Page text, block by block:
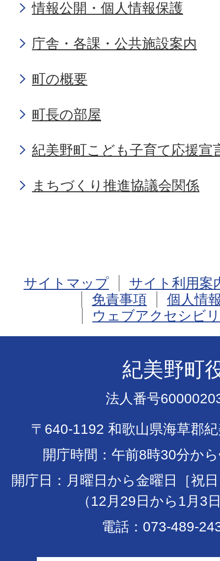
情報公開・個人情報保護
庁舎・各課・公共施設案内
町の概要
町長の部屋
紀美野町こども子育て応援宣
まちづくり推進協議会関係
サイトマップ
サイト利用案
免責事項
個人情
ウェブアクセシビ
紀美野町
法人番号
〒640-1192 和歌山県海草郡
開庁時間：午前8時30分か
開庁日：月曜日から金曜日［祝
（12月29日から1月3
電話：073-489-